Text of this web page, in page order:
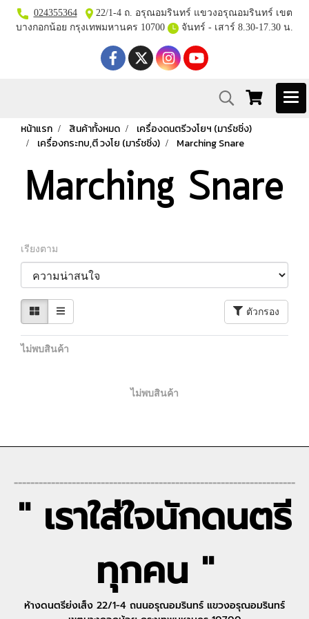
024355364
22/1-4 ถ. อรุณอมรินทร์ แขวงอรุณอมรินทร์ เขต
บางกอกน้อย กรุงเทพมหานคร 10700
จันทร์ - เสาร์ 8.30-17.30 น.
หน้าแรก สินค้าทั้งหมด
เครื่องดนตรีวงโยฯ (มาร์ชชิ่ง)
เครื่องกระทบ,ตี วงโย (มาร์ชชิ่ง)
Marching Snare
Marching Snare
เรียงตาม
ตัวกรอง
ไม่พบสินค้า
ไม่พบสินค้า
--------------------------------------------------------------------
" เราใส่ใจนักดนตรี
ทุกคน "
ห้างดนตรีย่งเส็ง 22/1-4 ถนนอรุณอมรินทร์ แขวงอรุณอมรินทร์